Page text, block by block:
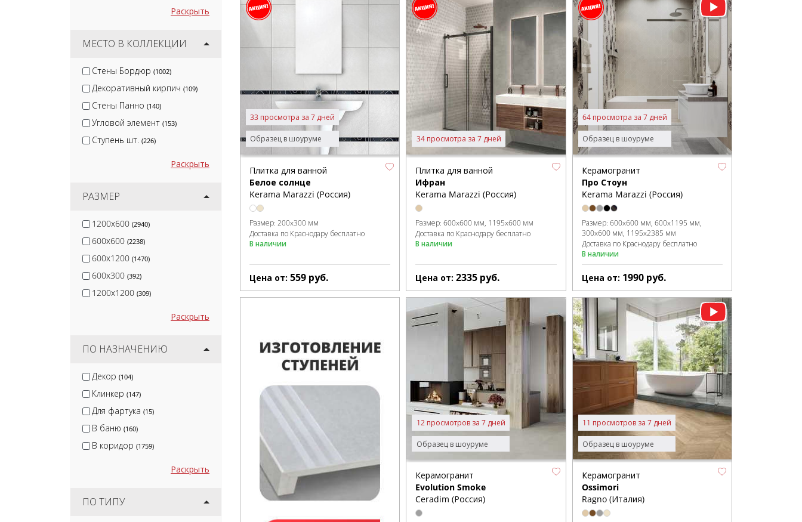
Раскрыть
МЕСТО В КОЛЛЕКЦИИ
Стены Бордюр (1002)
Декоративный кирпич (109)
Стены Панно (140)
Угловой элемент (153)
Ступень шт. (226)
Раскрыть
РАЗМЕР
1200x600 (2940)
600x600 (2238)
600x1200 (1470)
600x300 (392)
1200x1200 (309)
Раскрыть
ПО НАЗНАЧЕНИЮ
Декор (104)
Клинкер (147)
Для фартука (15)
В баню (160)
В коридор (1759)
Раскрыть
ПО ТИПУ
Образец в шоуруме
33 просмотра за 7 дней
Плитка для ванной
Белое солнце
Kerama Marazzi (Россия)
Размер: 200x300 мм
Доставка по Краснодару бесплатно
В наличии
Цена от: 559 руб.
34 просмотра за 7 дней
Плитка для ванной
Ифран
Kerama Marazzi (Россия)
Размер:600x600 мм 1195x600 мм
Доставка по Краснодару бесплатно
В наличии
Цена от:2335 руб.
Образец в шоуруме
64 просмотра за 7 дней
Керамогранит
Про Стоун
Kerama Marazzi (Россия)
Размер: 600x600 мм 600x1195 мм
300x600 мм 1195x2385 мм
Доставка по Краснодару бесплатно
В наличии
Цена от: 1990 руб.
Образец в шоуруме
12 просмотров за 7 дней
Керамогранит
Evolution Smoke
Ceradim (Россия)
Образец в шоуруме
11 просмотров за 7 дней
Керамогранит
Ossimori
Ragno (Италия)